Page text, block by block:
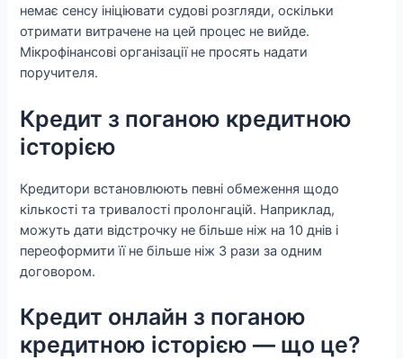
немає сенсу ініціювати судові розгляди, оскільки
отримати витрачене на цей процес не вийде.
Мікрофінансові організації не просять надати
поручителя.
Кредит з поганою кредитною
історією
Кредитори встановлюють певні обмеження щодо
кількості та тривалості пролонгацій. Наприклад,
можуть дати відстрочку не більше ніж на 10 днів і
переоформити її не більше ніж 3 рази за одним
договором.
Кредит онлайн з поганою
кредитною історією — що це?